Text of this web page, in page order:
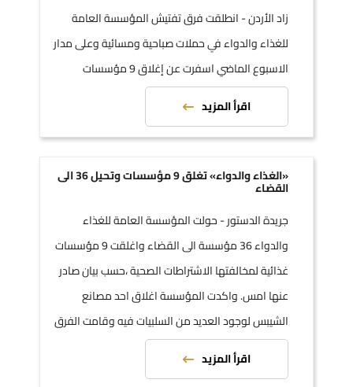
زاد الأردن - انطلقت فرق تفتيش المؤسسة العامة
للغذاء والدواء في حملات صباحية ومسائية وعلى مدار
الاسبوع الماضي اسفرت عن إغلاق 9 مؤسسات
لمخالفتها الاشتراطات الصحية.
اقرأ المزيد
«الغذاء والدواء» تغلق 9 مؤسسات وتحيل 36 الى
القضاء
جريدة الدستور - حولت المؤسسة العامة للغذاء
والدواء 36 مؤسسة الى القضاء واغلقت 9 مؤسسات
غذائية لمخالفتها الاشتراطات الصحية ،حسب بيان صادر
عنها امس. واكدت المؤسسة اغلاق احد مصانع
الشيبس لوجود العديد من السلبيات فيه وقامت الفرق
التفتيشية بايقاف العمل فيه .
اقرأ المزيد